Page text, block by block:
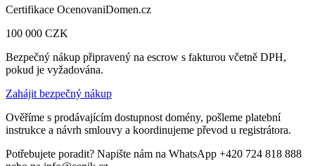
Certifikace OcenovaniDomen.cz
100 000 CZK
Bezpečný nákup připravený na escrow s fakturou včetně DPH,
pokud je vyžadována.
Zahájit bezpečný nákup
Ověříme s prodávajícím dostupnost domény, pošleme platební
instrukce a návrh smlouvy a koordinujeme převod u registrátora.
Potřebujete poradit? Napište nám na WhatsApp +420 724 818 888